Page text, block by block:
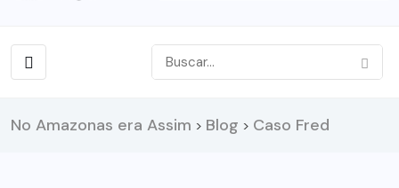
No Amazonas era Assim > Blog > Caso Fred